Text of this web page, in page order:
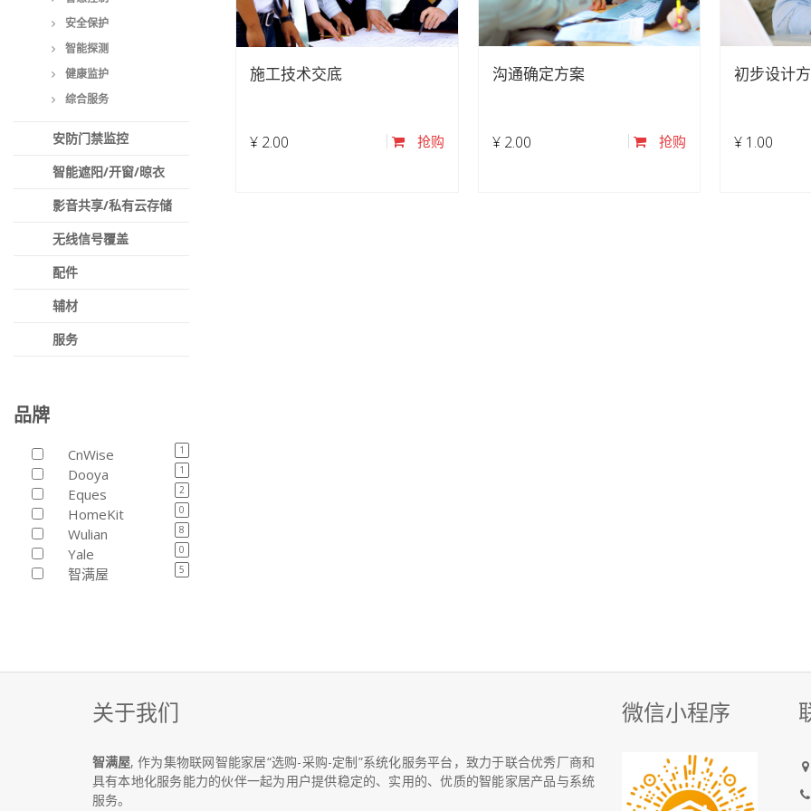
安全保护
智能探测
健康监护
综合服务
安防门禁监控
智能遮阳/开窗/晾衣
影音共享/私有云存储
无线信号覆盖
配件
辅材
服务
品牌
CnWise 1
Dooya 1
Eques 2
HomeKit 0
Wulian 8
Yale 0
智满屋 5
施工技术交底
¥ 2.00 抢购
沟通确定方案
¥ 2.00 抢购
初步设计
¥ 1.00
关于我们
智满屋, 作为集物联网智能家居“选购-采购-定制”系统化服务平台，致力于联合优秀厂商和
具有本地化服务能力的伙伴一起为用户提供稳定的、实用的、优质的智能家居产品与系统
服务。
微信小程序